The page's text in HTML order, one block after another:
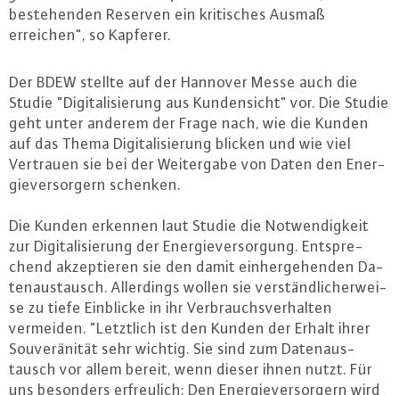
be­ste­hen­den Reserven ein kri­ti­sches Ausmaß
erreichen", so Kapferer.
Der BDEW stellte auf der Hannover Messe auch die
Studie "Di­gi­ta­li­sie­rung aus Kun­den­sicht" vor. Die Studie
geht unter anderem der Frage nach, wie die Kunden
auf das Thema Di­gi­ta­li­sie­rung blicken und wie viel
Vertrauen sie bei der Wei­ter­ga­be von Daten den En­er­
gie­ver­sor­gern schenken.
Die Kunden erkennen laut Studie die Not­wen­dig­keit
zur Di­gi­ta­li­sie­rung der En­er­gie­ver­sor­gung. Ent­spre­
chend ak­zep­tie­ren sie den damit ein­her­ge­hen­den Da­
ten­aus­tausch. Al­ler­dings wollen sie ver­ständ­li­cher­wei­
se zu tiefe Einblicke in ihr Ver­brauchs­ver­hal­ten
vermeiden. "Letztlich ist den Kunden der Erhalt ihrer
Sou­ve­rä­ni­tät sehr wichtig. Sie sind zum Da­ten­aus­
tausch vor allem bereit, wenn dieser ihnen nutzt. Für
uns besonders er­freu­lich: Den En­er­gie­ver­sor­gern wird